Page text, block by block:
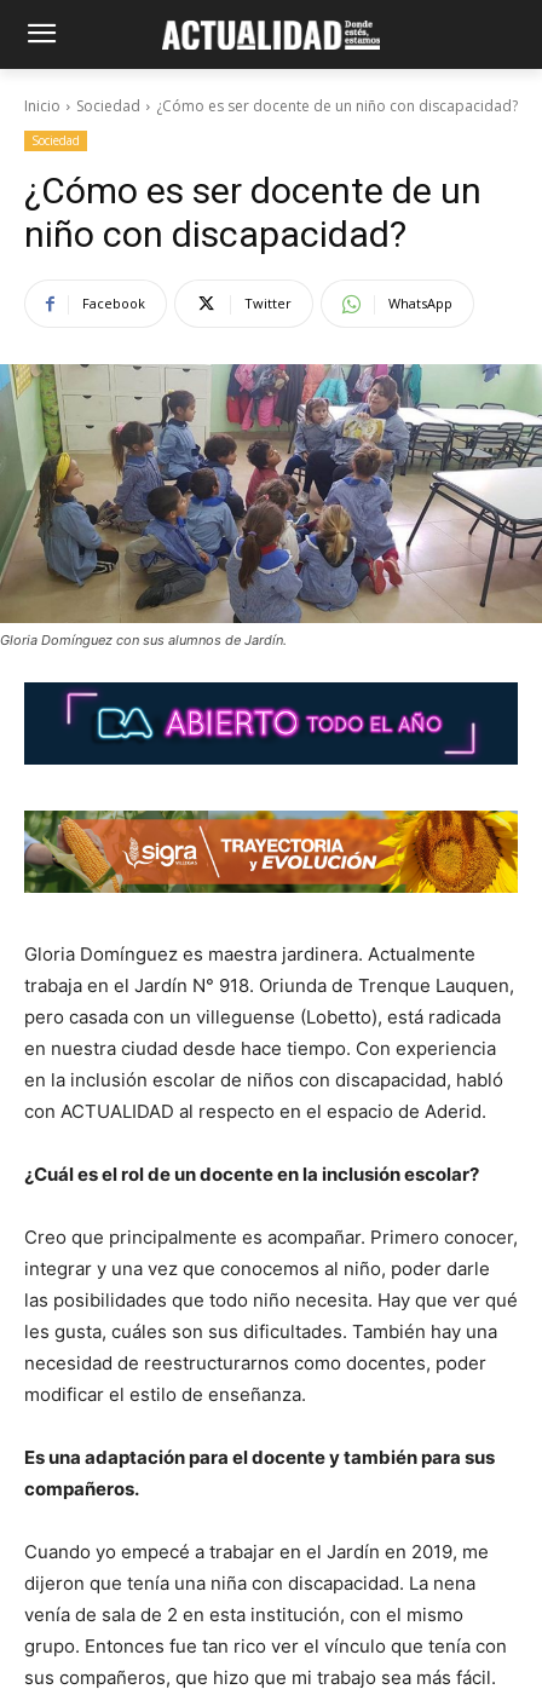
Inicio Sociedad ¿Cómo es ser docente de un niño con discapacidad?
Sociedad
¿Cómo es ser docente de un
niño con discapacidad?
Facebook Twitter WhatsApp
Gloria Domínguez con sus alumnos de Jardín.
Gloria Domínguez es maestra jardinera. Actualmente
trabaja en el Jardín N° 918. Oriunda de Trenque Lauquen,
pero casada con un villeguense (Lobetto), está radicada
en nuestra ciudad desde hace tiempo. Con experiencia
en la inclusión escolar de niños con discapacidad, habló
con ACTUALIDAD al respecto en el espacio de Aderid.
¿Cuál es el rol de un docente en la inclusión escolar?
Creo que principalmente es acompañar. Primero conocer,
integrar y una vez que conocemos al niño, poder darle
las posibilidades que todo niño necesita. Hay que ver qué
les gusta, cuáles son sus dificultades. También hay una
necesidad de reestructurarnos como docentes, poder
modificar el estilo de enseñanza.
Es una adaptación para el docente y también para sus
compañeros.
Cuando yo empecé a trabajar en el Jardín en 2019, me
dijeron que tenía una niña con discapacidad. La nena
venía de sala de 2 en esta institución, con el mismo
grupo. Entonces fue tan rico ver el vínculo que tenía con
sus compañeros, que hizo que mi trabajo sea más fácil.